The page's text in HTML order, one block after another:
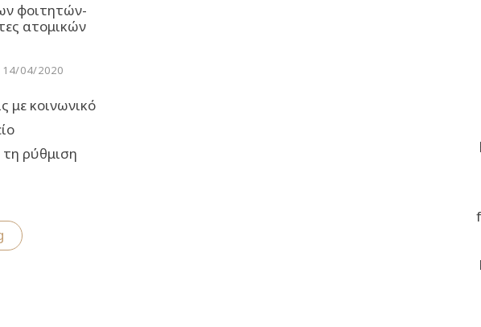
φοιτητών-
ατομικών
14/04/2020
με κοινωνικό
ρύθμιση
“Έκπτωση
40%